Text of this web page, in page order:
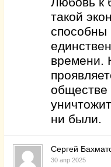
такой
способны
времени.
обществе
ни были.
Сергей
30 апр 2025